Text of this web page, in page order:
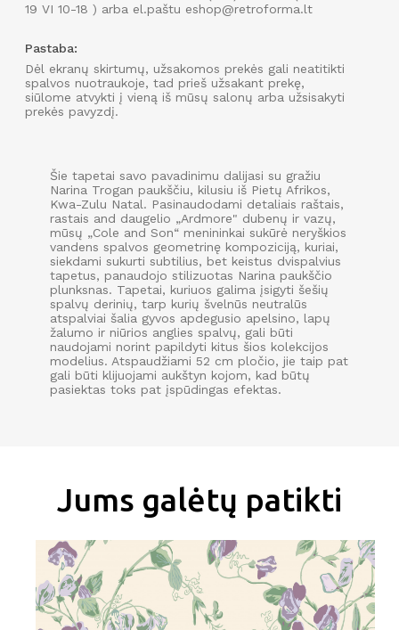
Šie tapetai savo pavadinimu dalijasi su gražiu
Narina Trogan paukščiu, kilusiu iš Pietų Afrikos,
Kwa-Zulu Natal. Pasinaudodami detaliais raštais,
rastais and daugelio „Ardmore" dubenų ir vazų,
mūsų „Cole and Son“ menininkai sukūrė neryškios
vandens spalvos geometrinę kompoziciją, kuriai,
siekdami sukurti subtilius, bet keistus dvispalvius
tapetus, panaudojo stilizuotas Narina paukščio
plunksnas. Tapetai, kuriuos galima įsigyti šešių
spalvų derinių, tarp kurių švelnūs neutralūs
atspalviai šalia gyvos apdegusio apelsino, lapų
žalumo ir niūrios anglies spalvų, gali būti
naudojami norint papildyti kitus šios kolekcijos
modelius. Atspaudžiami 52 cm pločio, jie taip pat
gali būti klijuojami aukštyn kojom, kad būtų
pasiektas toks pat įspūdingas efektas.
19 VI 10-18 ) arba el.paštu eshop@retroforma.lt
Pastaba:
Dėl ekranų skirtumų, užsakomos prekės gali neatitikti
spalvos nuotraukoje, tad prieš užsakant prekę,
siūlome atvykti į vieną iš mūsų salonų arba užsisakyti
prekės pavyzdį.
Jums galėtų patikti
Užsisakyk naujienlaiškį
IR GAUK 15% NUOLAIDĄ PIRMAM APSIPIRKIMUI
INTERNETU!